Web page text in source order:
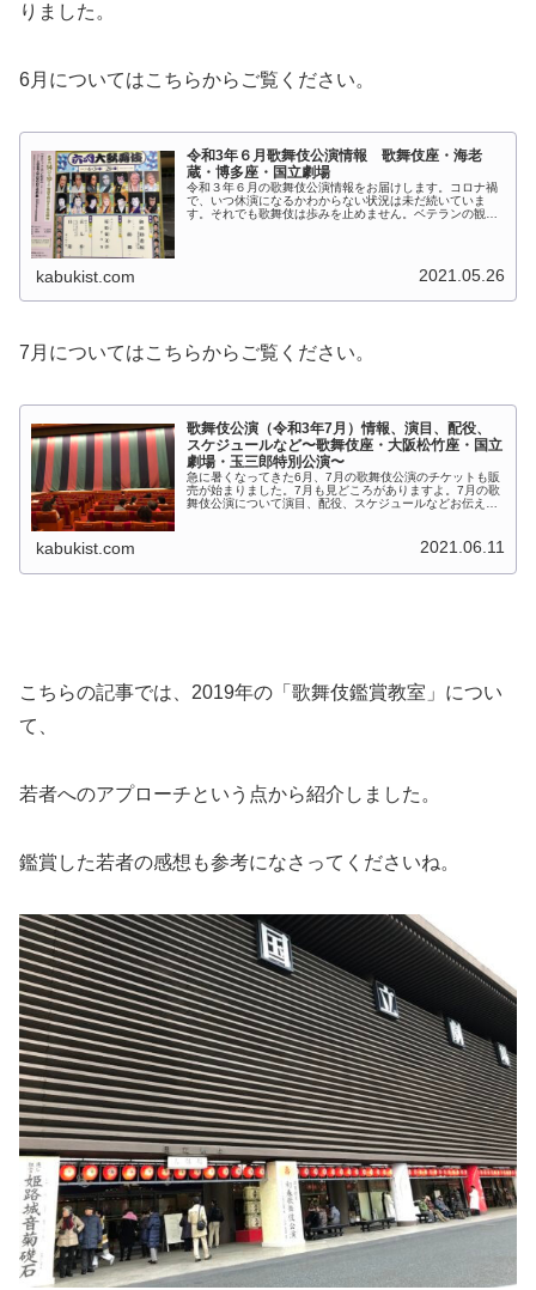
りました。
6月についてはこちらからご覧ください。
令和3年６月歌舞伎公演情報 歌舞伎座・海老
蔵・博多座・国立劇場
令和３年６月の歌舞伎公演情報をお届けします。コロナ禍
で、いつ休演になるかわからない状況は未だ続いていま
す。それでも歌舞伎は歩みを止めません。ベテランの観る
kabukist.com 2021.05.26
7月についてはこちらからご覧ください。
歌舞伎公演（令和3年7月）情報、演目、配役、
スケジュールなど〜歌舞伎座・大阪松竹座・国立
劇場・玉三郎特別公演〜
急に暑くなってきた6月、7月の歌舞伎公演のチケットも販
売が始まりました。7月も見どころがありますよ。7月の歌
舞伎公演について演目、配役、スケジュールなどお伝えし
kabukist.com 2021.06.11
こちらの記事では、2019年の「歌舞伎鑑賞教室」につい
て、
若者へのアプローチという点から紹介しました。
鑑賞した若者の感想も参考になさってくださいね。